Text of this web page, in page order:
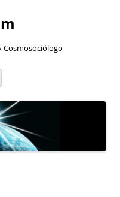
Cosmosociólogo